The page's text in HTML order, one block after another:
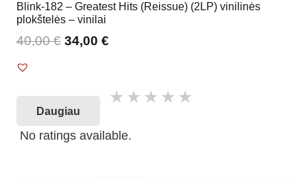
Blink-182 – Greatest Hits (Reissue) (2LP) vinilinės
plokštelės – vinilai
40,00€ 34,00 €
Daugiau
No ratings available.